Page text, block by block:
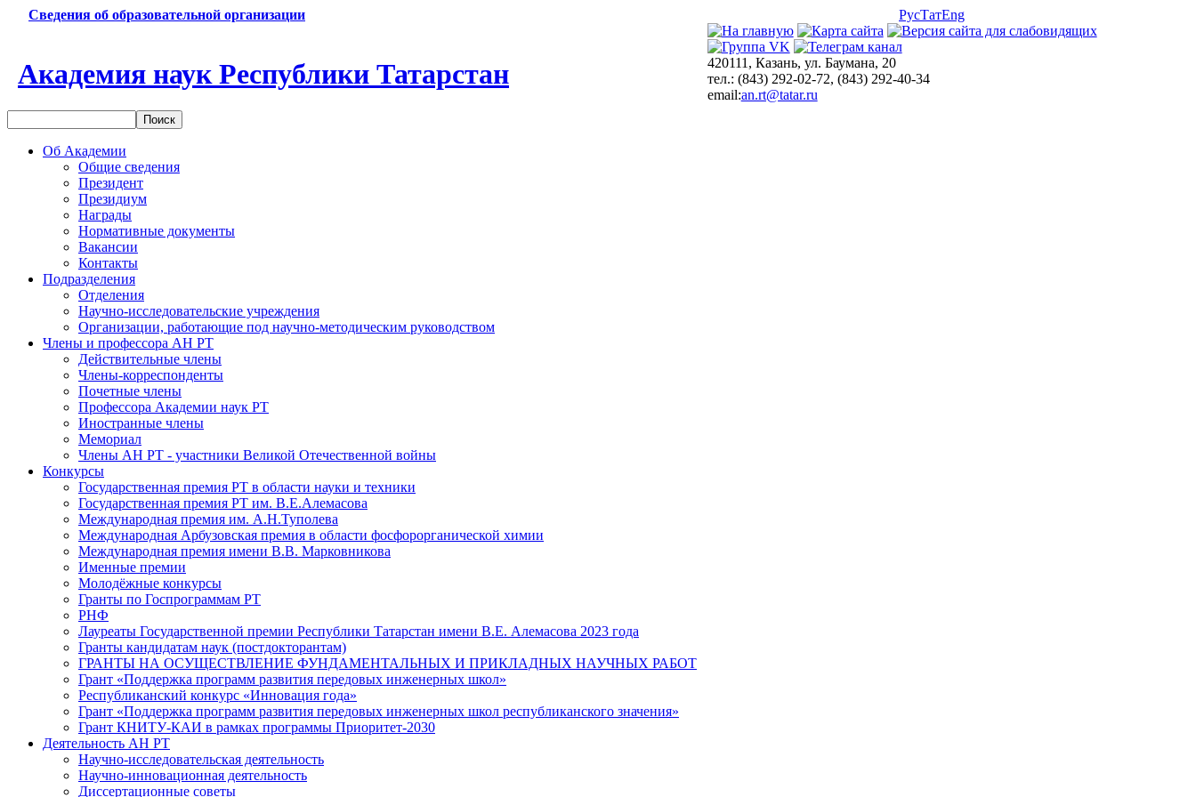
Сведения об образовательной организации РусТатEng
Академия наук Республики Татарстан
420111, Казань, ул. Баумана, 20
тел.: (843) 292-02-72, (843) 292-40-34
email:an.rt@tatar.ru
Об Академии
Общие сведения
Президент
Президиум
Награды
Нормативные документы
Вакансии
Контакты
Подразделения
Отделения
Научно-исследовательские учреждения
Организации, работающие под научно-методическим руководством
Члены и профессора АН РТ
Действительные члены
Члены-корреспонденты
Почетные члены
Профессора Академии наук РТ
Иностранные члены
Мемориал
Члены АН РТ - участники Великой Отечественной войны
Конкурсы
Государственная премия РТ в области науки и техники
Государственная премия РТ им. В.Е.Алемасова
Международная премия им. А.Н.Туполева
Международная Арбузовская премия в области фосфорорганической химии
Международная премия имени В.В. Марковникова
Именные премии
Молодёжные конкурсы
Гранты по Госпрограммам РТ
РНФ
Лауреаты Государственной премии Республики Татарстан имени В.Е. Алемасова 2023 года
Гранты кандидатам наук (постдокторантам)
ГРАНТЫ НА ОСУЩЕСТВЛЕНИЕ ФУНДАМЕНТАЛЬНЫХ И ПРИКЛАДНЫХ НАУЧНЫХ РАБОТ
Грант «Поддержка программ развития передовых инженерных школ»
Республиканский конкурс «Инновация года»
Грант «Поддержка программ развития передовых инженерных школ республиканского значения»
Грант КНИТУ-КАИ в рамках программы Приоритет-2030
Деятельность АН РТ
Научно-исследовательская деятельность
Научно-инновационная деятельность
Диссертационные советы